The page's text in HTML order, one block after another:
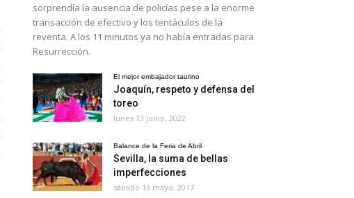
sorprendía la ausencia de policías pese a la enorme
transacción de efectivo y los tentáculos de la
reventa. A los 11 minutos ya no había entradas para
Resurrección.
El mejor embajador taurino
Joaquín, respeto y defensa del
toreo
lunes 13 junio, 2022
Balance de la Feria de Abril
Sevilla, la suma de bellas
imperfecciones
sábado 13 mayo, 2017